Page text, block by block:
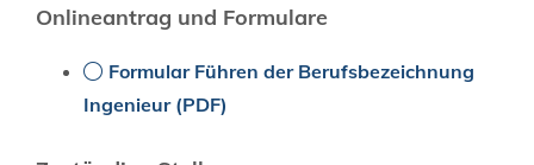
Onlineantrag und Formulare
Formular Führen der Berufsbezeichnung
Ingenieur (PDF)